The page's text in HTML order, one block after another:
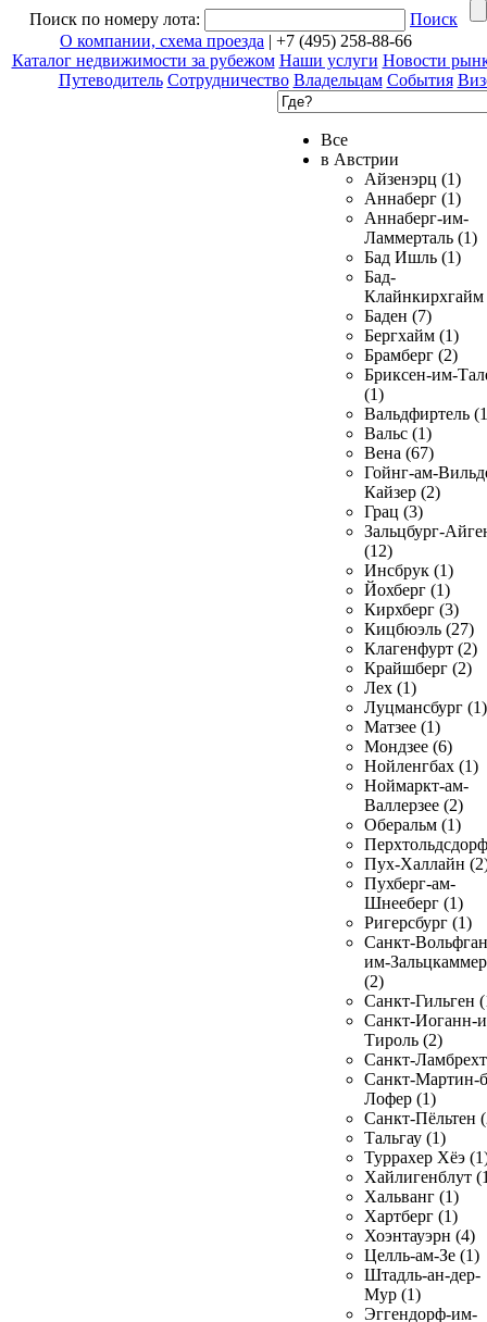
Поиск по номеру лота:
Поиск
О компании, схема проезда | +7 (495) 258-88-66
Каталог недвижимости за рубежом Наши услуги Новости
Путеводитель Сотрудничество Владельцам События
Все
в Австрии
Айзенэрц (1)
Аннаберг (1)
Аннаберг-им-
Ламмерталь (1)
Бад Ишль (1)
Бад-
Клайнкирхгайм
Баден (7)
Бергхайм (1)
Брамберг (2)
Бриксен-им-
(1)
Вальдфиртель
Вальс (1)
Вена (67)
Гойнг-ам-
Кайзер (2)
Грац (3)
Зальцбург-
(12)
Инсбрук (1)
Йохберг (1)
Кирхберг (3)
Кицбюэль (27)
Клагенфурт (2)
Крайшберг (2)
Лех (1)
Луцмансбург (1)
Матзее (1)
Мондзее (6)
Нойленгбах (1)
Ноймаркт-ам-
Валлерзее (2)
Оберальм (1)
Пух-Халлайн
Пухберг-ам-
Шнееберг (1)
Ригерсбург (1)
Санкт-
им-
(2)
Санкт-Гильген
Санкт-Иоганн-
Тироль (2)
Санкт-
Санкт-Мартин-
Лофер (1)
Санкт-Пёльтен
Тальгау (1)
Туррахер Хёэ
Хайлигенблут
Хальванг (1)
Хартберг (1)
Хоэнтауэрн (4)
Целль-ам-Зе (1)
Штадль-ан-дер-
Мур (1)
Эггендорф-им-